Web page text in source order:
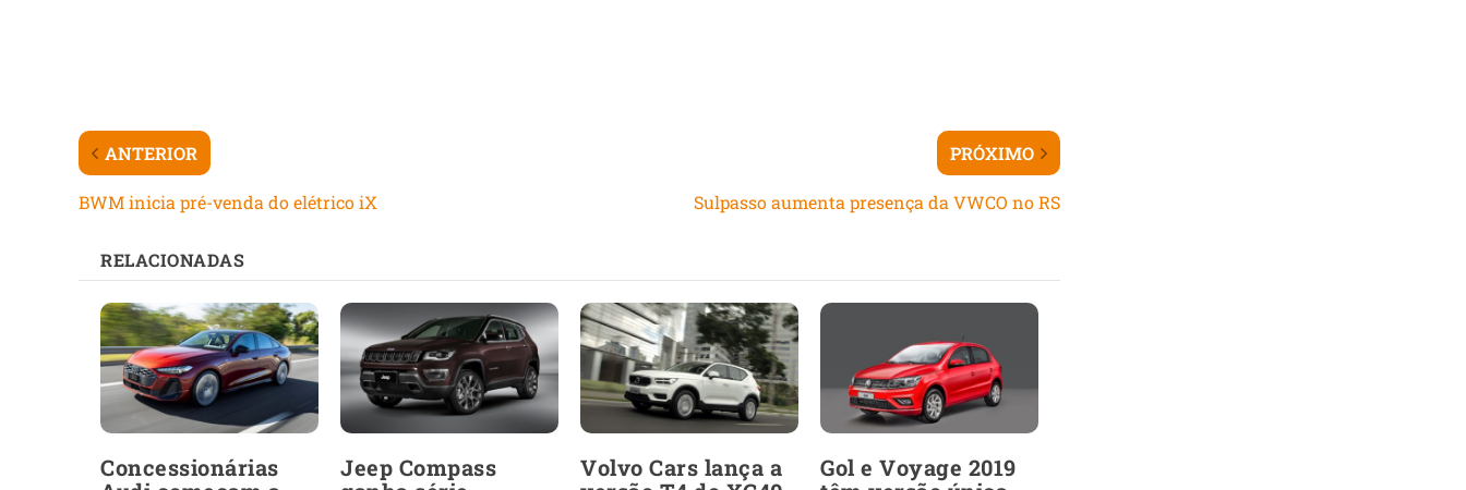
ANTERIOR
BWM inicia pré-venda do elétrico iX
PRÓXIMO
Sulpasso aumenta presença da VWCO no RS
RELACIONADAS
Concessionárias
Jeep Compass
Volvo Cars lança a
Gol e Voyage 2019